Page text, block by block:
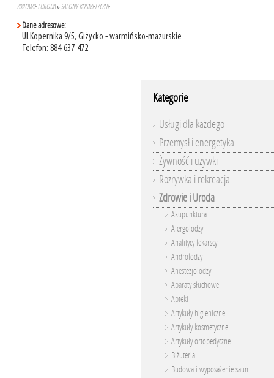
ZDROWIE I URODA»SALONY KOSMETYCZNE
Dane adresowe:
Ul.Kopernika 9/5, Giżycko - warmińsko-mazurskie
Telefon: 884-637-472
Kategorie
Usługi dla każdego
Przemysł i energetyka
Żywność i używki
Rozrywka i rekreacja
Zdrowie i Uroda
Akupunktura
Alergolodzy
Analitycy lekarscy
Androlodzy
Anestezjolodzy
Aparaty słuchowe
Apteki
Artykuły higieniczne
Artykuły kosmetyczne
Artykuły ortopedyczne
Biżuteria
Budowa i wyposażenie saun